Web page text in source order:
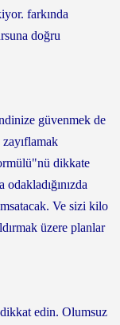
farkında
doğru
güvenmek de
dikkate
Ve sizi kilo
üzere planlar
edin. Olumsuz